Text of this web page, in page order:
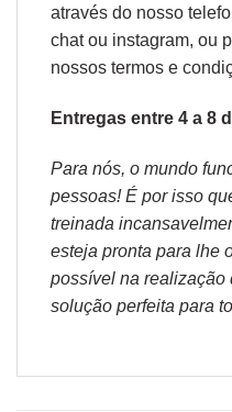
através do nosso
chat ou instagram, ou
nossos termos e
Entregas entre 4 a 8
Para nós, o mundo
pessoas! É por isso
treinada
esteja pronta para lhe
possível na realização
solução perfeita para